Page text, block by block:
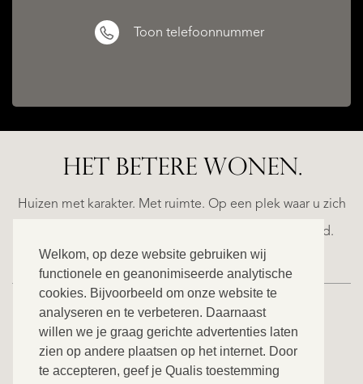
Welkom, op deze website gebruiken wij
functionele en geanonimiseerde analytische
cookies. Bijvoorbeeld om onze website te
analyseren en te verbeteren. Daarnaast
willen we je graag gerichte advertenties laten
zien op andere plaatsen op het internet. Door
te accepteren, geef je Qualis toestemming
Toon telefoonnummer
HET BETERE WONEN.
Huizen met karakter. Met ruimte. Op een plek waar u zich
helemaal thuis voelt. Ontdek ons exclusieve aanbod.
ALICANTE
RUAYA
BEKIJK ONS VOLLEDIGE AANBOD